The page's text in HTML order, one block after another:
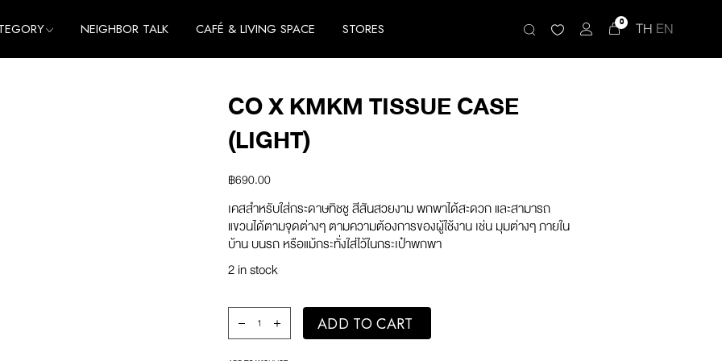
NEIGHBOR TALK CAFÉ & LIVING SPACE STORES 0 TH EN
CO X KMKM TISSUE CASE
(LIGHT)
฿690.00
เคสสำหรับใส่กระดาษทิชชู สีสันสวยงาม พกพาได้สะดวก และสามารถ
แขวนได้ตามจุดต่างๆ ตามความต้องการของผู้ใช้งาน เช่น มุมต่างๆ ภายใน
บ้าน บนรถ หรือแม้กระทั่งใส่ไว้ในกระเป๋าพกพา
2 in stock
co x Kmkm Tissue Case (Light) quantity
ADD TO CART